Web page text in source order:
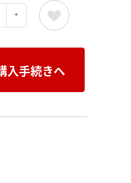
入手続きへ